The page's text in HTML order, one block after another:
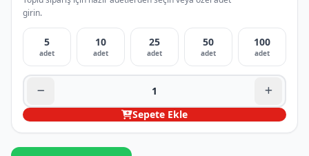
girin.
5
adet
10
adet
25
adet
50
adet
100
adet
Sepete Ekle